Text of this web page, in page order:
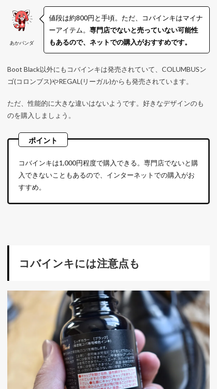
あかパンダ
値段は約800円と手頃。ただ、コバインキはマイナ
ーアイテム。 専門店でないと売っていない可能性
もあるので、ネットでの購入がおすすめです。
Boot Black以外にもコバインキは発売されていて、COLUMBUSン
ゴ(コロンブス)やREGAL(リーガル)からも発売されています。
ただ、性能的に大きな違いはないようです。好きなデザインのも
のを購入しましょう。
コバインキは1,000円程度で購入できる。専門店でないと購
入できないこともあるので、インターネットでの購入がお
すすめ。
コバインキには注意点も